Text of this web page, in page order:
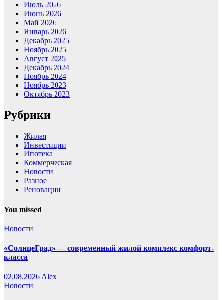
Июль 2026
Июнь 2026
Май 2026
Январь 2026
Декабрь 2025
Ноябрь 2025
Август 2025
Декабрь 2024
Ноябрь 2024
Ноябрь 2023
Октябрь 2023
Рубрики
Жилая
Инвестиции
Ипотека
Коммерческая
Новости
Разное
Реновации
You missed
Новости
«СолнцеГрад» — современный жилой комплекс комфорт-
класса
02.08.2026Alex
Новости